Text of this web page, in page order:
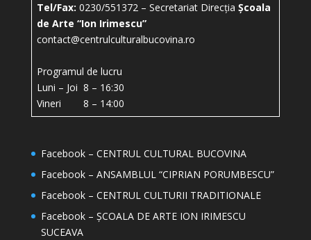
Tel/Fax: 0230/551372 – Secretariat Direcția Școala
de Arte “Ion Irimescu”
contact@centrulculturalbucovina.ro
Programul de lucru
Luni – Joi 8 – 16:30
Vineri 8 – 14:00
Facebook – CENTRUL CULTURAL BUCOVINA
Facebook – ANSAMBLUL “CIPRIAN PORUMBESCU”
Facebook – CENTRUL CULTURII TRADITIONALE
Facebook – ȘCOALA DE ARTE ION IRIMESCU
SUCEAVA